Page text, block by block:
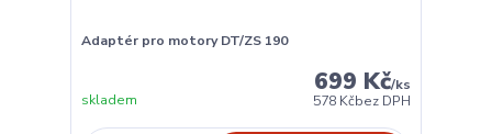
Adaptér pro motory DT/ZS 190
699 Kč/ks
578 Kčbez DPH
skladem